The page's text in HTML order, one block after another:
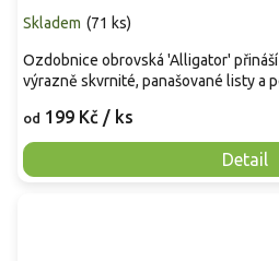
Skladem (71 ks)
od 199 Kč / ks
Detail
Ozdobnice obrovská 'Alligator'
výrazně skvrnité, panašované listy a